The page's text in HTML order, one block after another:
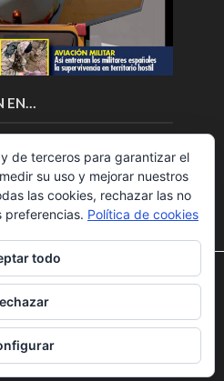
EN…
Noticias aerospacial
comercial
la mejor experiencia en
cookies utilizamos o
de terceros para garantizar el
su uso y mejorar nuestros
las cookies, rechazar las no
preferencias. Política de cookies
todo